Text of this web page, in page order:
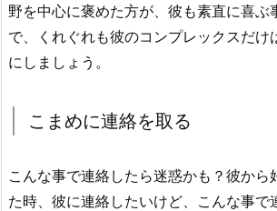
野を中心に褒めた方が、彼も素直に喜ぶ
で、くれぐれも彼のコンプレックスだけ
にしましょう。
こまめに連絡を取る
こんな事で連絡したら迷惑かも？彼から
た時、彼に連絡したいけど、こんな事で